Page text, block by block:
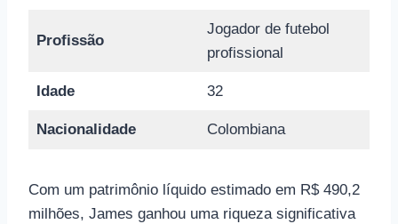
Profissão
Jogador de futebol
profissional
Idade 32
Nacionalidade Colombiana
Com um patrimônio líquido estimado em R$ 490,2
milhões, James ganhou uma riqueza significativa